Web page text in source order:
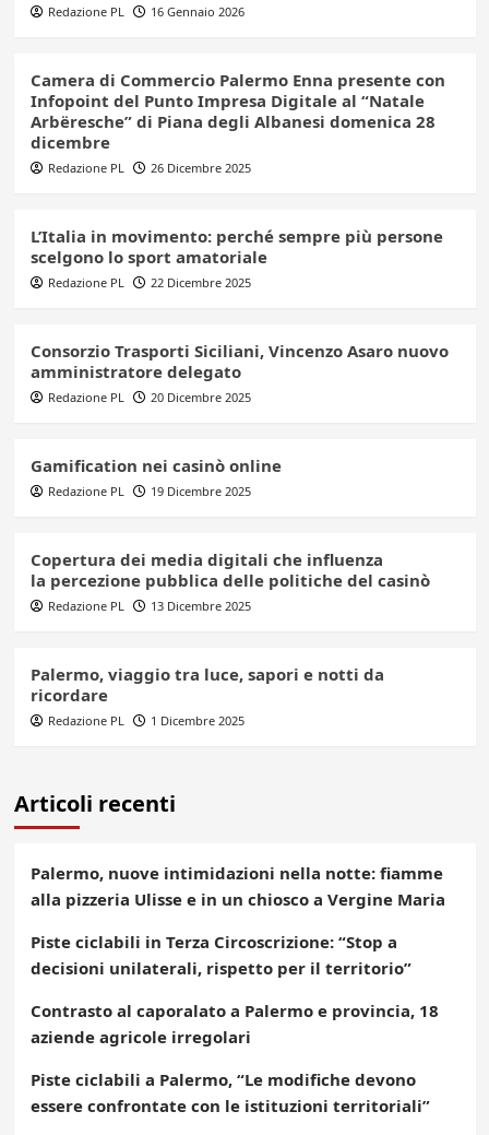
Redazione PL 16 Gennaio 2026
Camera di Commercio Palermo Enna presente con
Infopoint del Punto Impresa Digitale al “Natale
Arbëresche” di Piana degli Albanesi domenica 28
dicembre
Redazione PL 26 Dicembre 2025
L’Italia in movimento: perché sempre più persone
scelgono lo sport amatoriale
Redazione PL 22 Dicembre 2025
Consorzio Trasporti Siciliani, Vincenzo Asaro nuovo
amministratore delegato
Redazione PL 20 Dicembre 2025
Gamification nei casinò online
Redazione PL 19 Dicembre 2025
Copertura dei media digitali che influenza
la percezione pubblica delle politiche del casinò
Redazione PL 13 Dicembre 2025
Palermo, viaggio tra luce, sapori e notti da
ricordare
Redazione PL 1 Dicembre 2025
Articoli recenti
Palermo, nuove intimidazioni nella notte: fiamme
alla pizzeria Ulisse e in un chiosco a Vergine Maria
Piste ciclabili in Terza Circoscrizione: “Stop a
decisioni unilaterali, rispetto per il territorio”
Contrasto al caporalato a Palermo e provincia, 18
aziende agricole irregolari
Piste ciclabili a Palermo, “Le modifiche devono
essere confrontate con le istituzioni territoriali”